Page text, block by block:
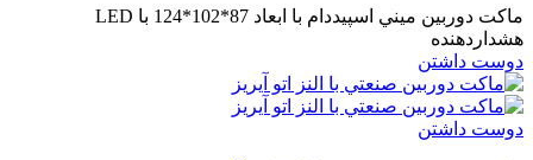
ماكت دوربين ميني اسپيددام با ابعاد 87*102*124 با LED
هشداردهنده
دوست داشتن
دوست داشتن